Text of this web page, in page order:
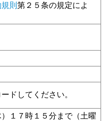
則 第２５条の規定によ
ドしてください。
１７時１５分まで（土曜